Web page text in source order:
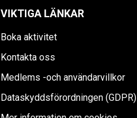
VIKTIGA LÄNKAR
Boka aktivitet
Kontakta oss
Medlems -och användarvillkor
Dataskyddsförordningen (GDPR)